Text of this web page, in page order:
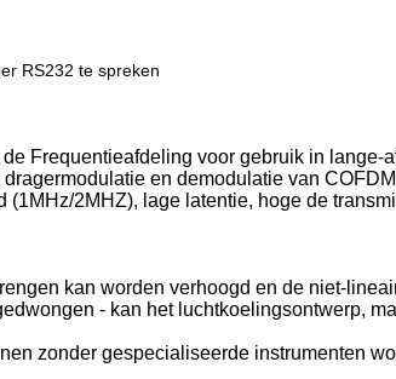
RS232 te spreken
Frequentieafdeling voor gebruik in
en demodulatie van
2MHZ), lage latentie, hoge de
kan worden verhoogd en de niet-
- kan het luchtkoelingsontwerp,
zonder gespecialiseerde instrumenten